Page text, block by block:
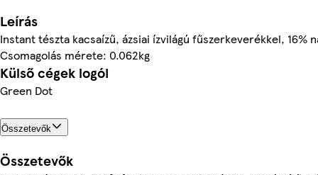
Leírás
Instant tészta kacsaízű, ázsiai ízvilágú fűszerkeverékkel, 16%
Csomagolás mérete: 0.062kg
Külső cégek logói
Green Dot
Összetevők
Összetevők